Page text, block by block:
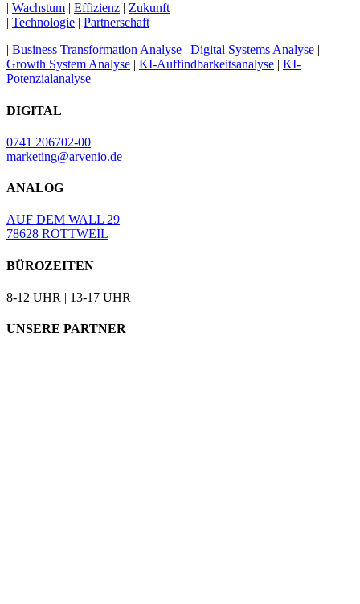
| Wachstum | Effizienz | Zukunft
| Technologie | Partnerschaft
| Business Transformation Analyse | Digital Systems Analyse |
Growth System Analyse | KI-Auffindbarkeitsanalyse | KI-
Potenzialanalyse
DIGITAL
0741 206702-00
marketing@arvenio.de
ANALOG
AUF DEM WALL 29
78628 ROTTWEIL
BÜROZEITEN
8-12 UHR | 13-17 UHR
UNSERE PARTNER